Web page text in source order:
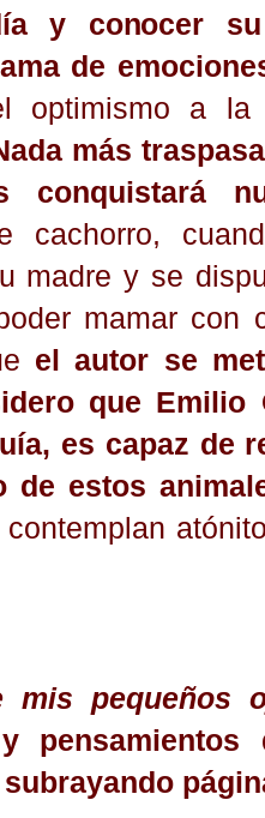
y conocer
de
optimismo a la
más
conquistará
cachorro,
madre y se
mamar con
el autor se
que Emilio
es capaz de
de estos
mis pequeños
y